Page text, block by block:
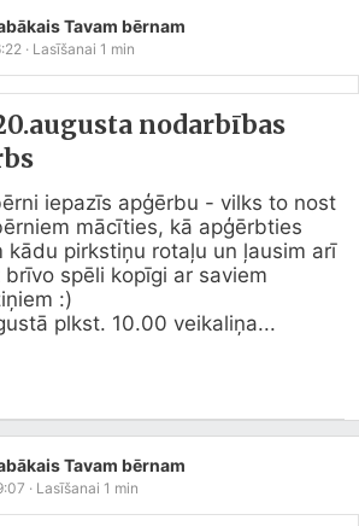
Tavam bērnam
· Lasīšanai 1 min
nodarbības
iepazīs apģērbu - vilks to nost
mācīties, kā apģērbties
kādu pirkstiņu rotaļu un ļausim arī
spēli kopīgi ar saviem
:)
plkst. 10.00 veikaliņa...
Tavam bērnam
· Lasīšanai 1 min